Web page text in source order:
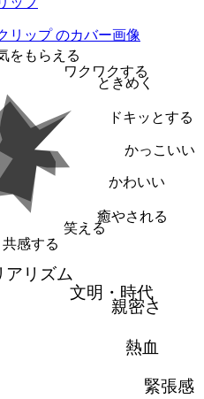
をもらえる
ワクワクする
ときめく
ドキッとする
かっこいい
かわいい
癒やされる
笑える
共感する
アリズム
文明・時代
親密さ
熱血
緊張感